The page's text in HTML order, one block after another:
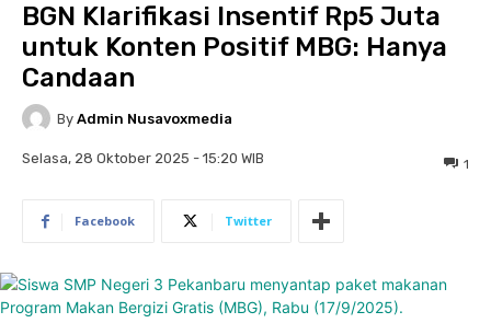
BGN Klarifikasi Insentif Rp5 Juta
untuk Konten Positif MBG: Hanya
Candaan
By Admin Nusavoxmedia
Selasa, 28 Oktober 2025 - 15:20 WIB 1
Facebook Twitter